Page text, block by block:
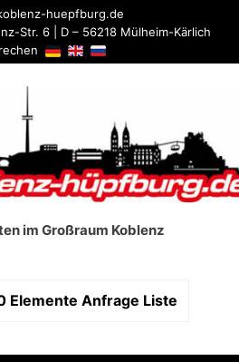
huepfburg.de
Str. 6 | D – 56218 Mülheim-Kärlich
im Großraum Koblenz
Elemente Anfrage Liste